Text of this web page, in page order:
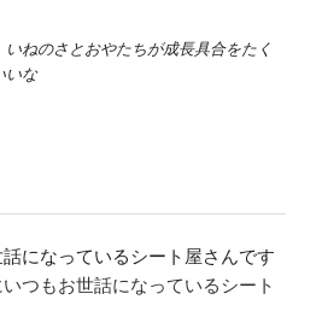
ねのさとおやたちが成長具合をたく
いな
話になっているシート屋さんです
つもお世話になっているシート